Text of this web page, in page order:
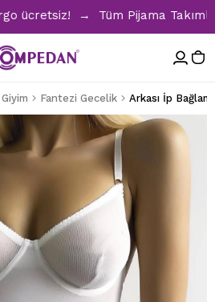
→ Tüm Pijama
Fantezi Gecelik